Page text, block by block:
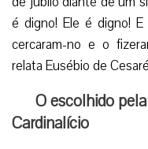
é digno! Ele é digno! E
cercaram-no e o
relata Eusébio de
O escolhido
Cardinalício